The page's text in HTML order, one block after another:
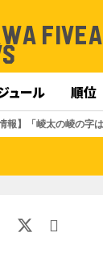
ュール 順位
情報】「崚太の崚の字